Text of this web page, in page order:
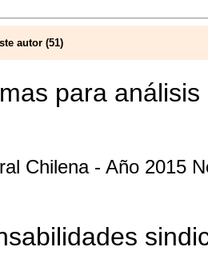
autor (51)
para
Chilena - Año 2015